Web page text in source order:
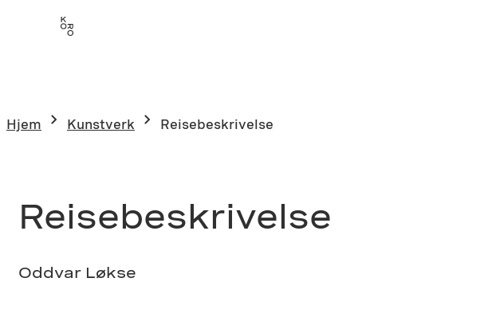
Hjem Kunstverk Reisebeskrivelse
Reisebeskrivelse
Oddvar Løkse